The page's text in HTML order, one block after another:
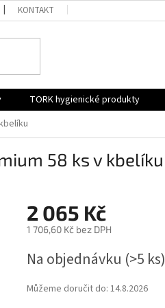
KONTAKT
TORK hygienické produkty
58 ks v kbelíku
2 065 Kč
1 706,60 Kč bez DPH
cena:
Na objednávku (>5 ks)
Můžeme doručit do: 14.8.2026